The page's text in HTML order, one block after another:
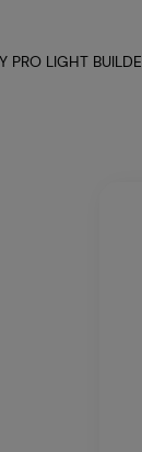
PRO LIGHT